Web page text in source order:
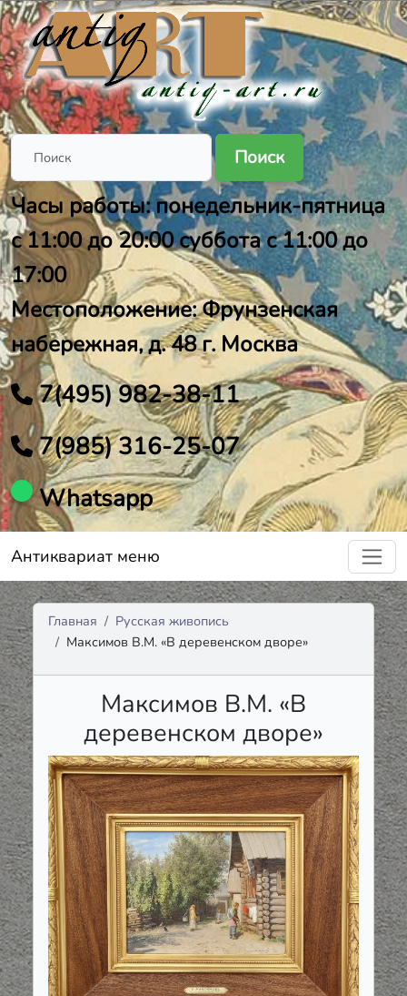
Поиск
Часы работы: понедельник-пятница
с 11:00 до 20:00 суббота с 11:00 до
17:00
Местоположение: Фрунзенская
набережная, д. 48 г. Москва
7(495) 982-38-11
7(985) 316-25-07
Whatsapp
Антиквариат меню
Главная
Русская живопись
Максимов В.М. «В деревенском дворе»
Максимов В.М. «В
деревенском дворе»